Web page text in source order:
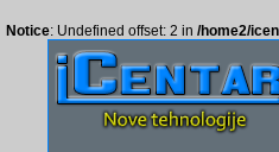
Notice: Undefined offset: 2 in /home2/